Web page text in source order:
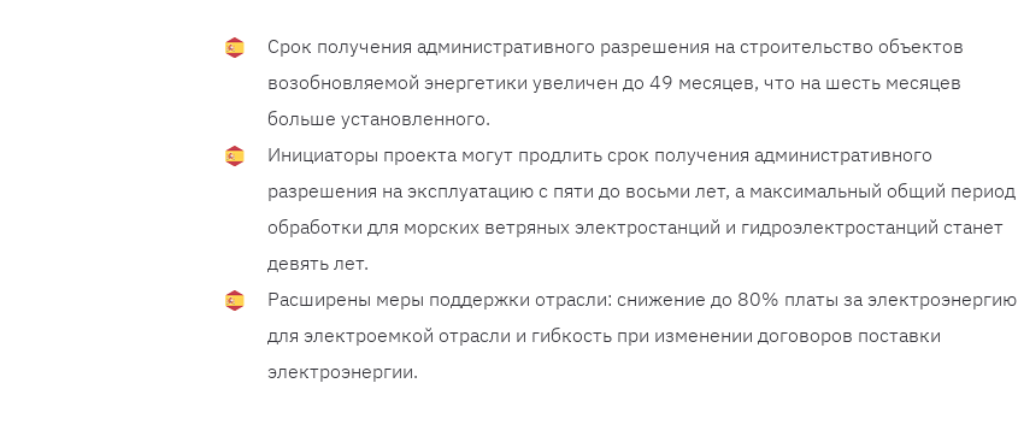
Срок получения административного разрешения на строительство объектов
возобновляемой энергетики увеличен до 49 месяцев, что на шесть месяцев
больше установленного.
Инициаторы проекта могут продлить срок получения административного
разрешения на эксплуатацию с пяти до восьми лет, а максимальный общий период
обработки для морских ветряных электростанций и гидроэлектростанций станет
девять лет.
Расширены меры поддержки отрасли: снижение до 80% платы за электроэнергию
для электроемкой отрасли и гибкость при изменении договоров поставки
электроэнергии.